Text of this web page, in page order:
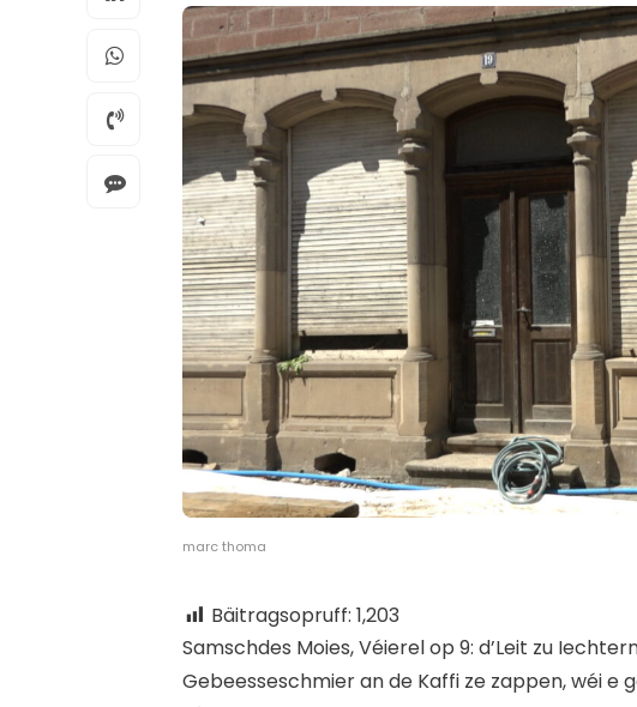
marc thoma
Bäitragsopruff: 1,203
Samschdes Moies, Véierel op 9: d’Leit zu
Gebeesseschmier an de Kaffi ze zappen, wéi e